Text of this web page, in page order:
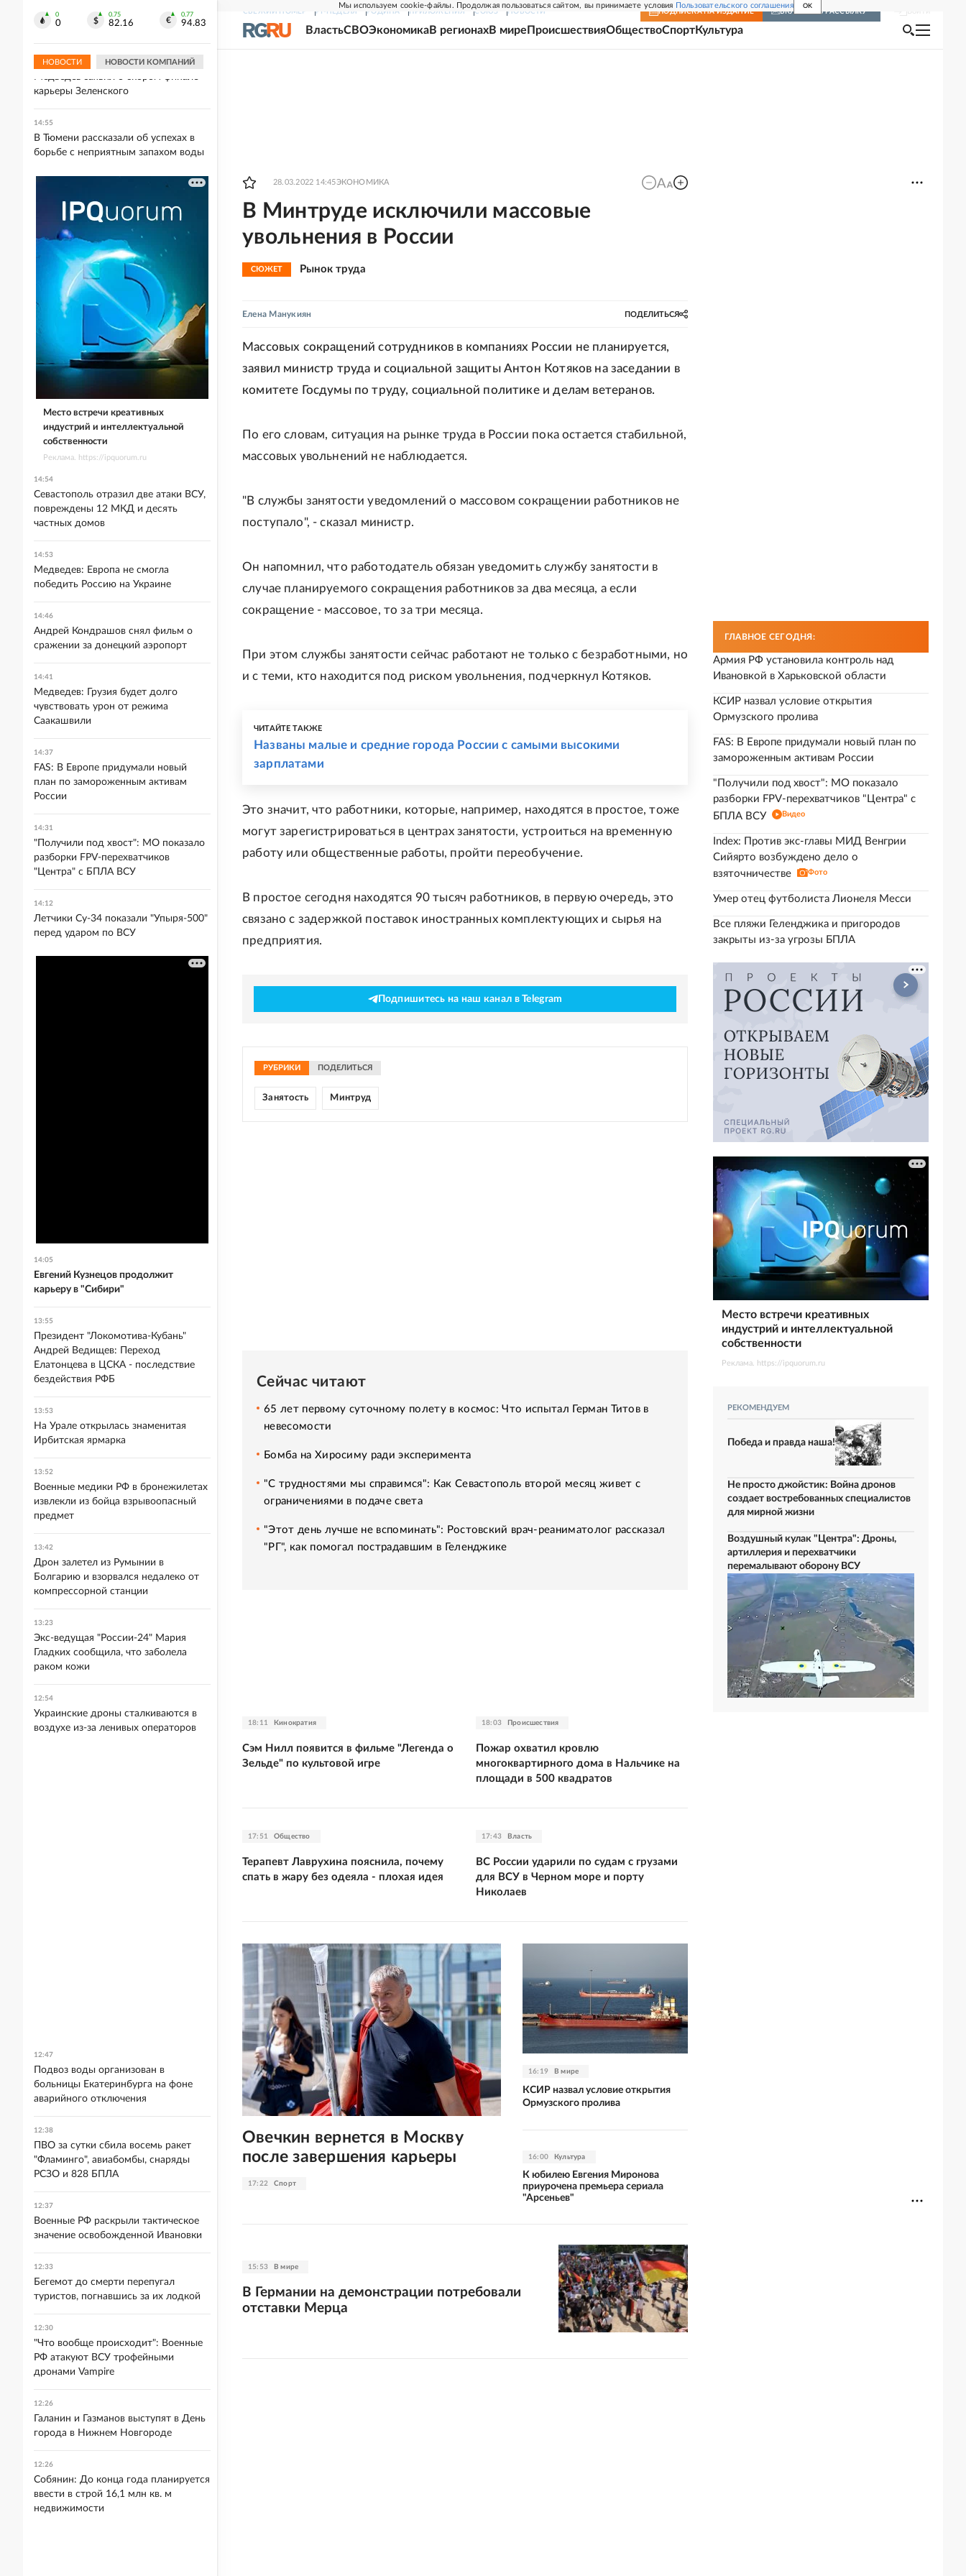
Мы используем cookie-файлы. Продолжая пользоваться сайтом, вы принимаете условия Пользовательского соглашения OK
СВЕЖИЙ НОМЕР РГ-НЕДЕЛЯ РОДИНА ПРИЛОЖЕНИЯ СОЮЗ НОВОСТИ ПОДПИСКА НА ИЗДАНИЕ ВКЛЮЧИТЬ РАССЫЛКУ
ВластьСВОЭкономикаВ регионахВ мире ПроисшествияОбществоСпортКультура
28.03.2022 14:45ЭКОНОМИКА
В Минтруде исключили массовые
увольнения в России
СЮЖЕТ Рынок труда
Елена Манукиян ПОДЕЛИТЬСЯ
Массовых сокращений сотрудников в компаниях России не планируется,
заявил министр труда и социальной защиты Антон Котяков на заседании в
комитете Госдумы по труду, социальной политике и делам ветеранов.
По его словам, ситуация на рынке труда в России пока остается стабильной,
массовых увольнений не наблюдается.
"В службы занятости уведомлений о массовом сокращении работников не
поступало", - сказал министр.
Он напомнил, что работодатель обязан уведомить службу занятости в
случае планируемого сокращения работников за два месяца, а если
сокращение - массовое, то за три месяца.
При этом службы занятости сейчас работают не только с безработными, но
и с теми, кто находится под риском увольнения, подчеркнул Котяков.
ЧИТАЙТЕ ТАКЖЕ
Названы малые и средние города России с самыми высокими
зарплатами
Это значит, что работники, которые, например, находятся в простое, тоже
могут зарегистрироваться в центрах занятости, устроиться на временную
работу или общественные работы, пройти переобучение.
В простое сегодня находятся 90 тысяч работников, в первую очередь, это
связано с задержкой поставок иностранных комплектующих и сырья на
предприятия.
Подпишитесь на наш канал в Telegram
РУБРИКИ ПОДЕЛИТЬСЯ
Занятость Минтруд
Сейчас читают
65 лет первому суточному полету в космос: Что испытал Герман Титов в
невесомости
Бомба на Хиросиму ради эксперимента
"С трудностями мы справимся": Как Севастополь второй месяц живет с
ограничениями в подаче света
"Этот день лучше не вспоминать": Ростовский врач-реаниматолог рассказал
"РГ", как помогал пострадавшим в Геленджике
18:11 Кинократия
Сэм Нилл появится в фильме "Легенда о
Зельде" по культовой игре
18:03 Происшествия
Пожар охватил кровлю
многоквартирного дома в Нальчике на
площади в 500 квадратов
17:51 Общество
Терапевт Лаврухина пояснила, почему
спать в жару без одеяла - плохая идея
17:43 Власть
ВС России ударили по судам с грузами
для ВСУ в Черном море и порту
Николаев
17:22 Спорт
Овечкин вернется в Москву
после завершения карьеры
16:19 В мире
КСИР назвал условие открытия
Ормузского пролива
16:00 Культура
К юбилею Евгения Миронова
приурочена премьера сериала
"Арсеньев"
15:53 В мире
В Германии на демонстрации потребовали
отставки Мерца
ГЛАВНОЕ СЕГОДНЯ:
Армия РФ установила контроль над
Ивановкой в Харьковской области
КСИР назвал условие открытия
Ормузского пролива
FAS: В Европе придумали новый план по
замороженным активам России
"Получили под хвост": МО показало
разборки FPV-перехватчиков "Центра" с
БПЛА ВСУ
Видео
Index: Против экс-главы МИД Венгрии
Сийярто возбуждено дело о
взяточничестве
Фото
Умер отец футболиста Лионеля Месси
Все пляжи Геленджика и пригородов
закрыты из-за угрозы БПЛА
Место встречи креативных
индустрий и интеллектуальной
собственности
Реклама. https://ipquorum.ru
РЕКОМЕНДУЕМ
Победа и правда наша!
Не просто джойстик: Война дронов
создает востребованных специалистов
для мирной жизни
Воздушный кулак "Центра": Дроны,
артиллерия и перехватчики
перемалывают оборону ВСУ
0
0
0.75
82.16
0.77
94.83
НОВОСТИ НОВОСТИ КОМПАНИЙ
Президент Сербии Вучич рассказал о
14:57
Медведев заявил о скором финале
карьеры Зеленского
14:55
В Тюмени рассказали об успехах в
борьбе с неприятным запахом воды
Место встречи креативных
индустрий и интеллектуальной
собственности
Реклама. https://ipquorum.ru
14:54
Севастополь отразил две атаки ВСУ,
повреждены 12 МКД и десять
частных домов
14:53
Медведев: Европа не смогла
победить Россию на Украине
14:46
Андрей Кондрашов снял фильм о
сражении за донецкий аэропорт
14:41
Медведев: Грузия будет долго
чувствовать урон от режима
Саакашвили
14:37
FAS: В Европе придумали новый
план по замороженным активам
России
14:31
"Получили под хвост": МО показало
разборки FPV-перехватчиков
"Центра" с БПЛА ВСУ
14:12
Летчики Су-34 показали "Упыря-500"
перед ударом по ВСУ
14:05
Евгений Кузнецов продолжит
карьеру в "Сибири"
13:55
Президент "Локомотива-Кубань"
Андрей Ведищев: Переход
Елатонцева в ЦСКА - последствие
бездействия РФБ
13:53
На Урале открылась знаменитая
Ирбитская ярмарка
13:52
Военные медики РФ в бронежилетах
извлекли из бойца взрывоопасный
предмет
13:42
Дрон залетел из Румынии в
Болгарию и взорвался недалеко от
компрессорной станции
13:23
Экс-ведущая "России-24" Мария
Гладких сообщила, что заболела
раком кожи
12:54
Украинские дроны сталкиваются в
воздухе из-за ленивых операторов
12:47
Подвоз воды организован в
больницы Екатеринбурга на фоне
аварийного отключения
12:38
ПВО за сутки сбила восемь ракет
"Фламинго", авиабомбы, снаряды
РСЗО и 828 БПЛА
12:37
Военные РФ раскрыли тактическое
значение освобожденной Ивановки
12:33
Бегемот до смерти перепугал
туристов, погнавшись за их лодкой
12:30
"Что вообще происходит": Военные
РФ атакуют ВСУ трофейными
дронами Vampire
12:26
Галанин и Газманов выступят в День
города в Нижнем Новгороде
12:26
Собянин: До конца года планируется
ввести в строй 16,1 млн кв. м
недвижимости